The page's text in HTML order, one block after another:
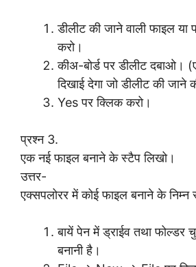
डीलीट की जाने वाली फाइल
करो।
कीअ-बोर्ड पर डीलीट दबाओ।
दिखाई देगा जो डीलीट की जाने
Yes पर क्लिक करो।
प्रश्न 3.
एक नई फाइल बनाने के स्टैप लिखो।
उत्तर-
एक्सपलोरर में कोई फाइल बनाने के निम्न
बायें पेन में ड्राईव तथा फोल्डर
बनानी है।